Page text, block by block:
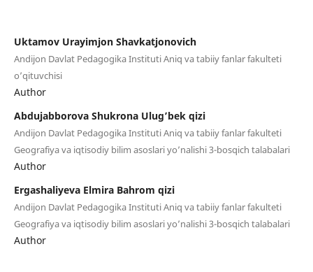
Uktamov Urayimjon Shavkatjonovich
Andijon Davlat Pedagogika Instituti Aniq va tabiiy fanlar fakulteti
o’qituvchisi
Author
Abdujabborova Shukrona Ulug’bek qizi
Andijon Davlat Pedagogika Instituti Aniq va tabiiy fanlar fakulteti
Geografiya va iqtisodiy bilim asoslari yo’nalishi 3-bosqich talabalari
Author
Ergashaliyeva Elmira Bahrom qizi
Andijon Davlat Pedagogika Instituti Aniq va tabiiy fanlar fakulteti
Geografiya va iqtisodiy bilim asoslari yo’nalishi 3-bosqich talabalari
Author